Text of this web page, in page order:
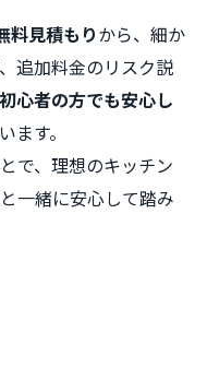
料見積もりから、細か
追加料金のリスク説
初心者の方でも安心し
ます。
で、理想のキッチン
一緒に安心して踏み